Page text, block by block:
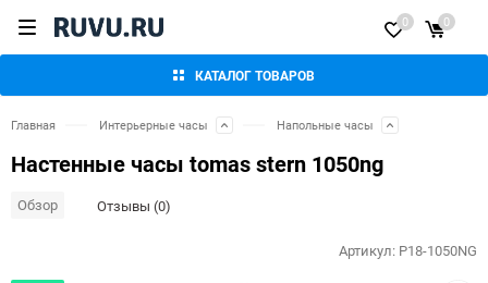
КАТАЛОГ ТОВАРОВ
0 0
Главная Интерьерные часы Напольные часы
Настенные часы tomas stern 1050ng
Обзор Отзывы (0)
Артикул: P18-1050NG